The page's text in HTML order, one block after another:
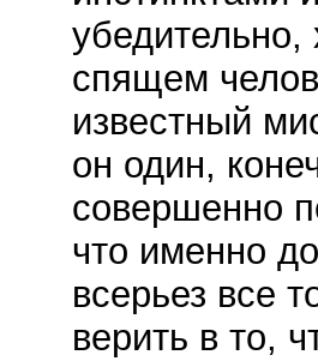
убедительно,
спящем
известный
он один,
совершенно
что именно
всерьез все
верить в то,